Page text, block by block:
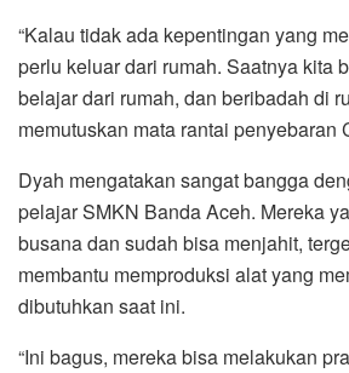
“Kalau tidak ada kepentingan yang
perlu keluar dari rumah. Saatnya kita
belajar dari rumah, dan beribadah di
memutuskan mata rantai penyebaran
Dyah mengatakan sangat bangga
pelajar SMKN Banda Aceh. Mereka
busana dan sudah bisa menjahit,
membantu memproduksi alat yang
dibutuhkan saat ini.
“Ini bagus, mereka bisa melakukan